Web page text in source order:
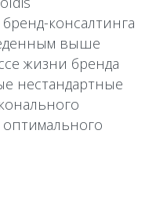
консалтинга
выше
жизни бренда
нестандартные